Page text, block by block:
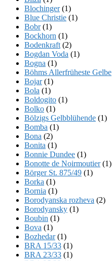
Blochinger(1)
Blue Christie (1)
Bobr(1)
Bockhorn (1)
Bodenkraft (2)
Bogdan Voda (1)
Bogna (1)
Böhms Allerfrüheste Gelbe
Bojar(1)
Bola (1)
Boldogito (1)
Bolko (1)
Bölzigs Gelbblühende (1)
Bomba (1)
Bona (2)
Bonita (1)
Bonnie Dundee (1)
Bonotte de Noirmoutier(1)
Börger St. 875/49 (1)
Borka (1)
Bornia (1)
Borodyanska rozheva (2)
Borodyansky (1)
Boubin (1)
Bova (1)
Bozhedar(1)
BRA 15/33 (1)
BRA 23/33 (1)